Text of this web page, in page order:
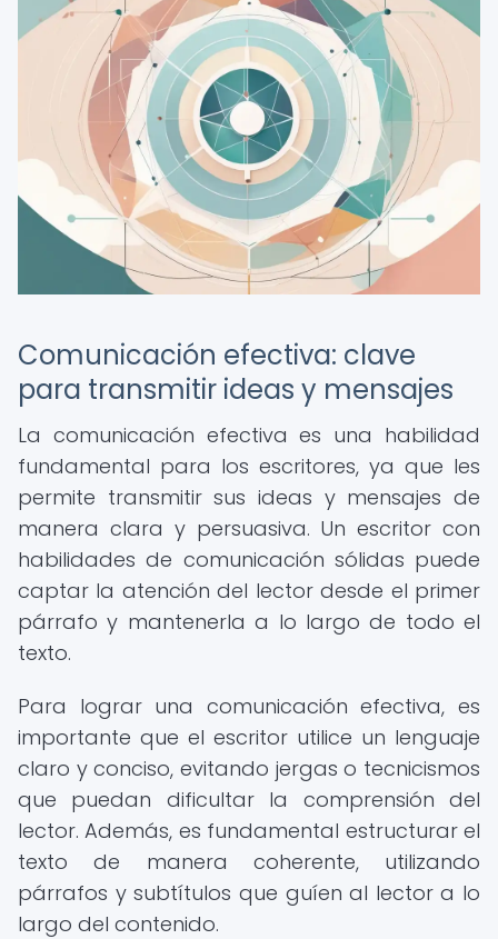
Comunicación efectiva: clave
para transmitir ideas y mensajes
La comunicación efectiva es una habilidad
fundamental para los escritores, ya que les
permite transmitir sus ideas y mensajes de
manera clara y persuasiva. Un escritor con
habilidades de comunicación sólidas puede
captar la atención del lector desde el primer
párrafo y mantenerla a lo largo de todo el
texto.
Para lograr una comunicación efectiva, es
importante que el escritor utilice un lenguaje
claro y conciso, evitando jergas o tecnicismos
que puedan dificultar la comprensión del
lector. Además, es fundamental estructurar el
texto de manera coherente, utilizando
párrafos y subtítulos que guíen al lector a lo
largo del contenido.